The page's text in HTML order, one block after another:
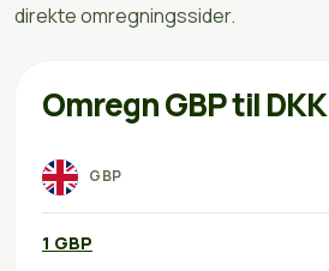
direkte omregningssider.
Omregn GBP til DKK
GBP
1 GBP